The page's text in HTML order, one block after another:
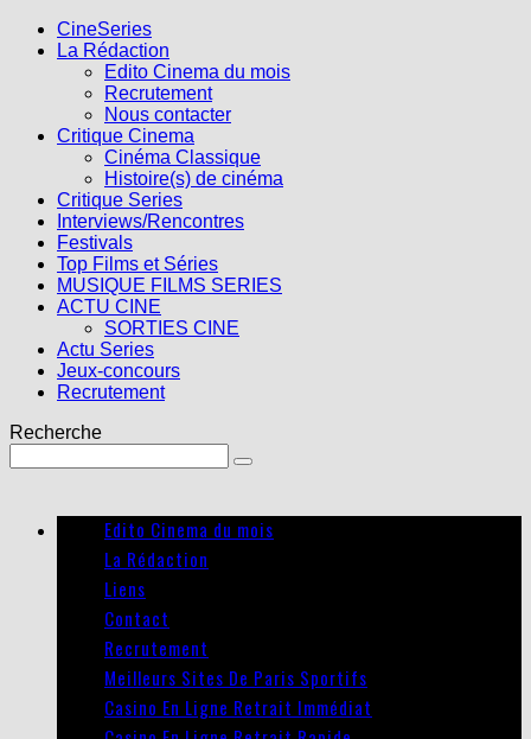
CineSeries
La Rédaction
Edito Cinema du mois
Recrutement
Nous contacter
Critique Cinema
Cinéma Classique
Histoire(s) de cinéma
Critique Series
Interviews/Rencontres
Festivals
Top Films et Séries
MUSIQUE FILMS SERIES
ACTU CINE
SORTIES CINE
Actu Series
Jeux-concours
Recrutement
Recherche
Edito Cinema du mois
La Rédaction
Liens
Contact
Recrutement
Meilleurs Sites De Paris Sportifs
Casino En Ligne Retrait Immédiat